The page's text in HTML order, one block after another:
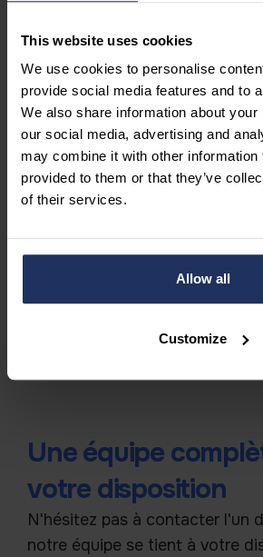
This website uses cookies
We use cookies to personalise
provide social media features and to
We also share information about
our social media, advertising and
may combine it with other information
provided to them or that they’ve
of their services.
Allow all
Customize
Une équipe
votre disposition
N'hésitez pas à contacter l'un
notre équipe se tient à votre